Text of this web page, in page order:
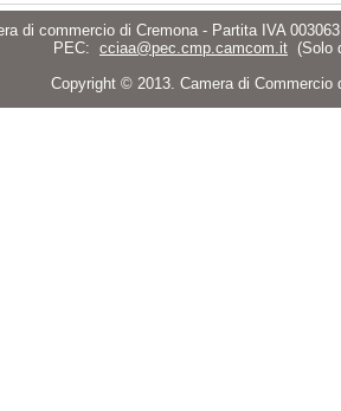
di commercio di Cremona - Partita IVA
PEC: cciaa@pec.cmp.camcom.it (Solo
Copyright © 2013. Camera di